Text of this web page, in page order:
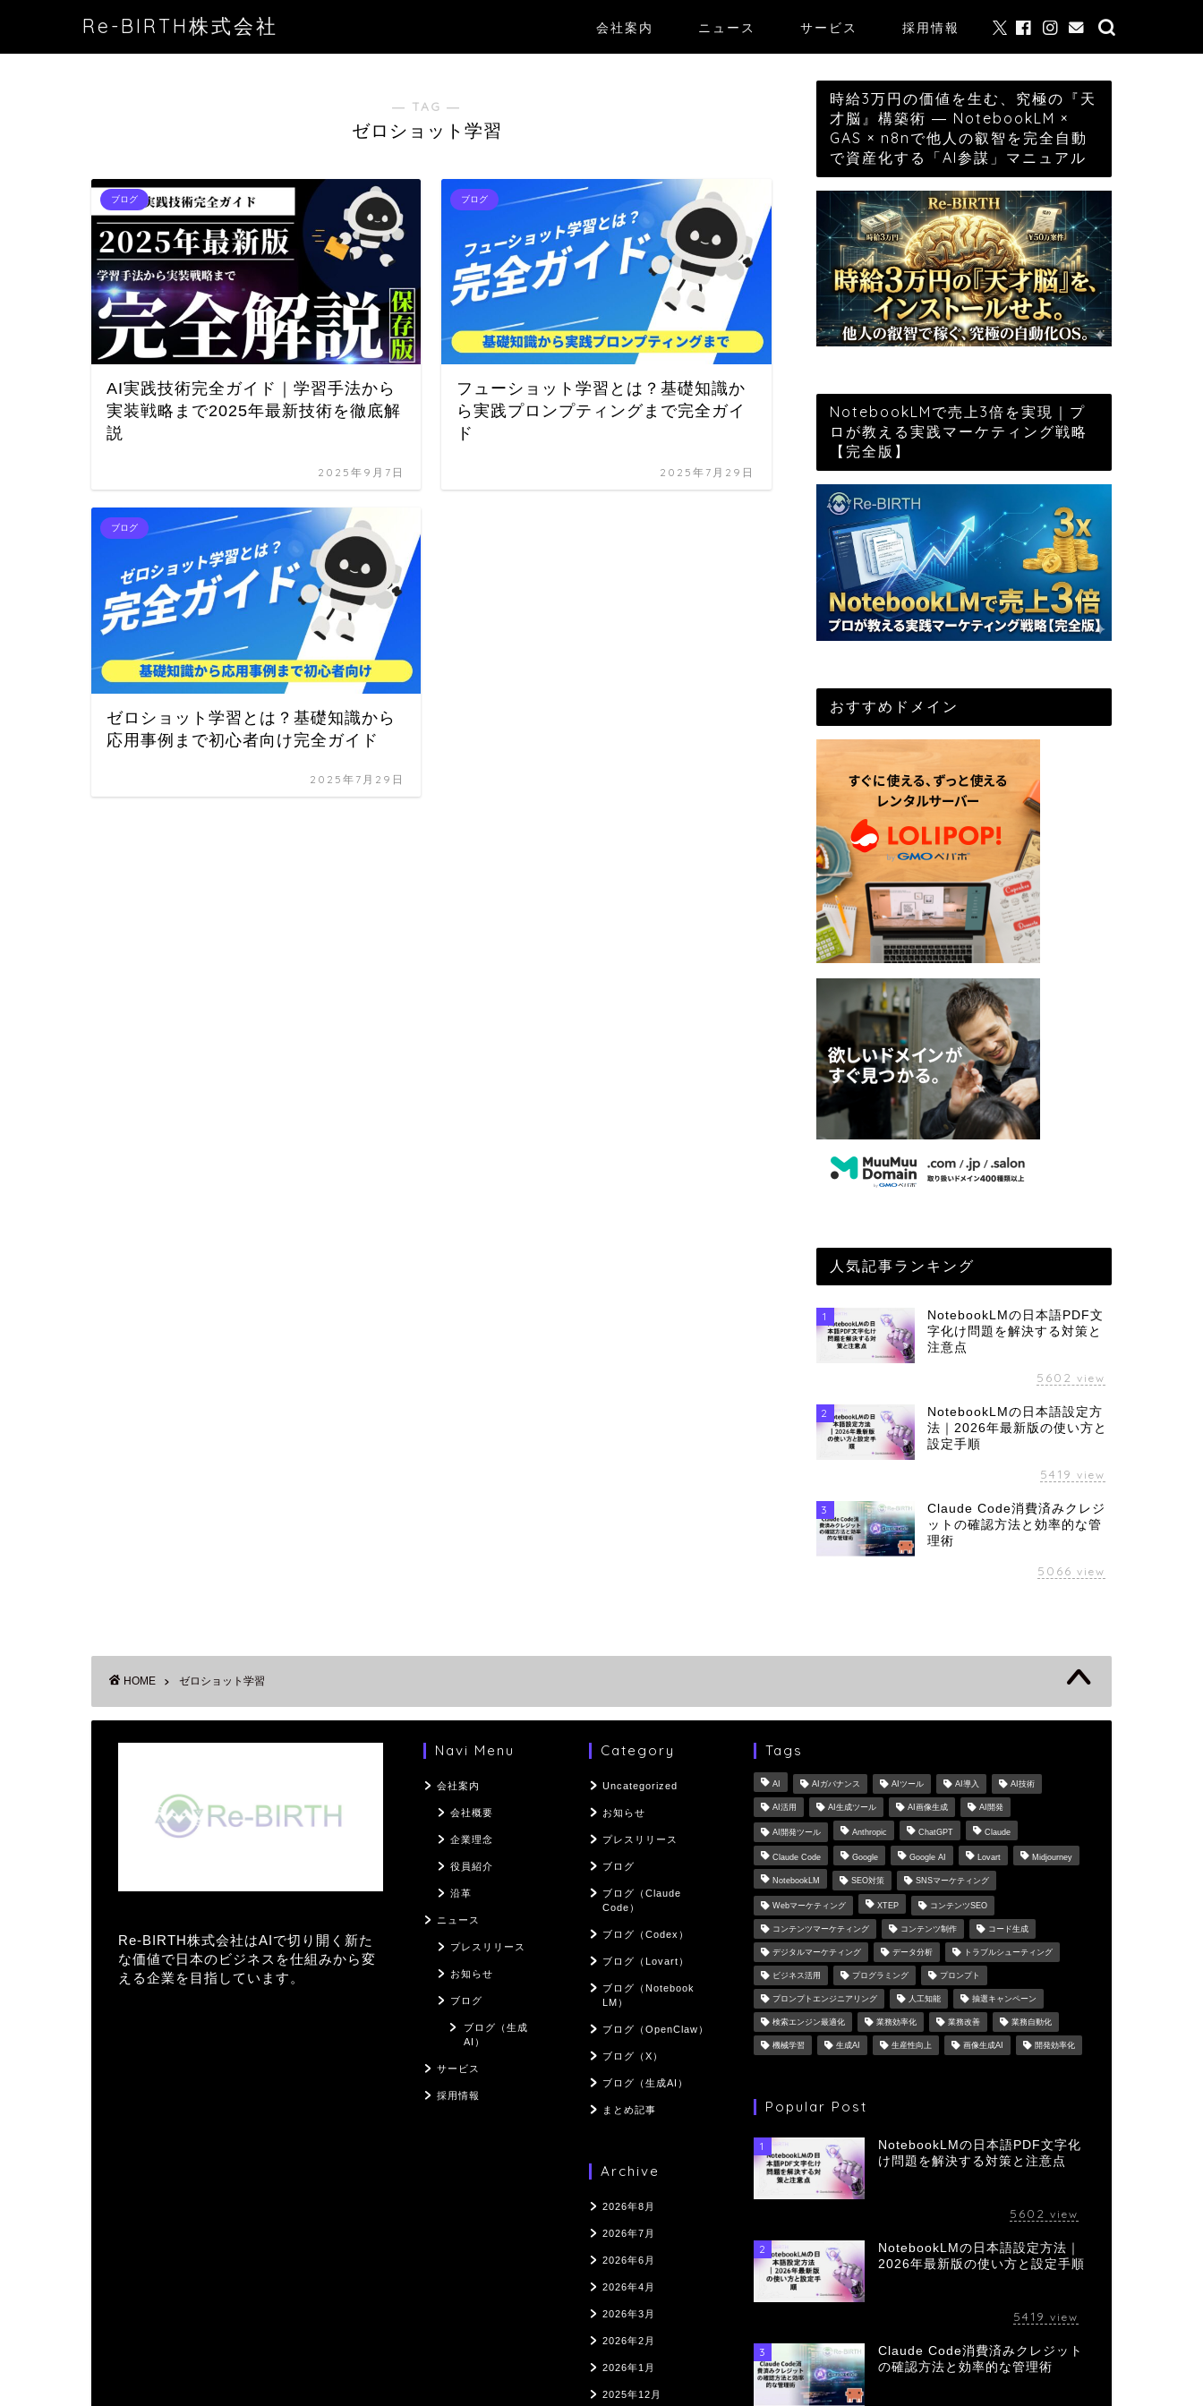
Re-BIRTH株式会社 会社案内 ニュース サービス 採用情報
― TAG ―
ゼロショット学習
ブログ
AI実践技術完全ガイド｜学習手法から
実装戦略まで2025年最新技術を徹底解
説
2025年9月7日
ブログ
フューショット学習とは？基礎知識か
ら実践プロンプティングまで完全ガイ
ド
2025年7月29日
ブログ
ゼロショット学習とは？基礎知識から
応用事例まで初心者向け完全ガイド
2025年7月29日
時給3万円の価値を生む、究極の『天
才脳』構築術 ― NotebookLM ×
GAS × n8nで他人の叡智を完全自動
で資産化する「AI参謀」マニュアル
NotebookLMで売上3倍を実現｜プ
ロが教える実践マーケティング戦略
【完全版】
おすすめドメイン
人気記事ランキング
1
NotebookLMの日本語PDF文
字化け問題を解決する対策と
注意点
5602 view
2
NotebookLMの日本語設定方
法｜2026年最新版の使い方と
設定手順
5419 view
3
Claude Code消費済みクレジ
ットの確認方法と効率的な管
理術
5066 view
HOME ゼロショット学習
Re-BIRTH株式会社はAIで切り開く新た
な価値で日本のビジネスを仕組みから変
える企業を目指しています。
Navi Menu
会社案内
会社概要
企業理念
役員紹介
沿革
ニュース
プレスリリース
お知らせ
ブログ
ブログ（生成
AI）
サービス
採用情報
Category
Uncategorized
お知らせ
プレスリリース
ブログ
ブログ（Claude
Code）
ブログ（Codex）
ブログ（Lovart）
ブログ（Notebook
LM）
ブログ（OpenClaw）
ブログ（X）
ブログ（生成AI）
まとめ記事
Archive
2026年8月
2026年7月
2026年6月
2026年4月
2026年3月
2026年2月
2026年1月
2025年12月
Tags
AI AIガバナンス AIツール AI導入 AI技術
AI活用 AI生成ツール AI画像生成 AI開発
AI開発ツール Anthropic ChatGPT Claude
Claude Code Google Google AI Lovart Midjourney
NotebookLM SEO対策 SNSマーケティング
Webマーケティング XTEP コンテンツSEO
コンテンツマーケティング コンテンツ制作 コード生成
デジタルマーケティング データ分析 トラブルシューティング
ビジネス活用 プログラミング プロンプト
プロンプトエンジニアリング 人工知能 抽選キャンペーン
検索エンジン最適化 業務効率化 業務改善 業務自動化
機械学習 生成AI 生産性向上 画像生成AI 開発効率化
Popular Post
1
NotebookLMの日本語PDF文字化
け問題を解決する対策と注意点
5602 view
2
NotebookLMの日本語設定方法｜
2026年最新版の使い方と設定手順
5419 view
3
Claude Code消費済みクレジット
の確認方法と効率的な管理術